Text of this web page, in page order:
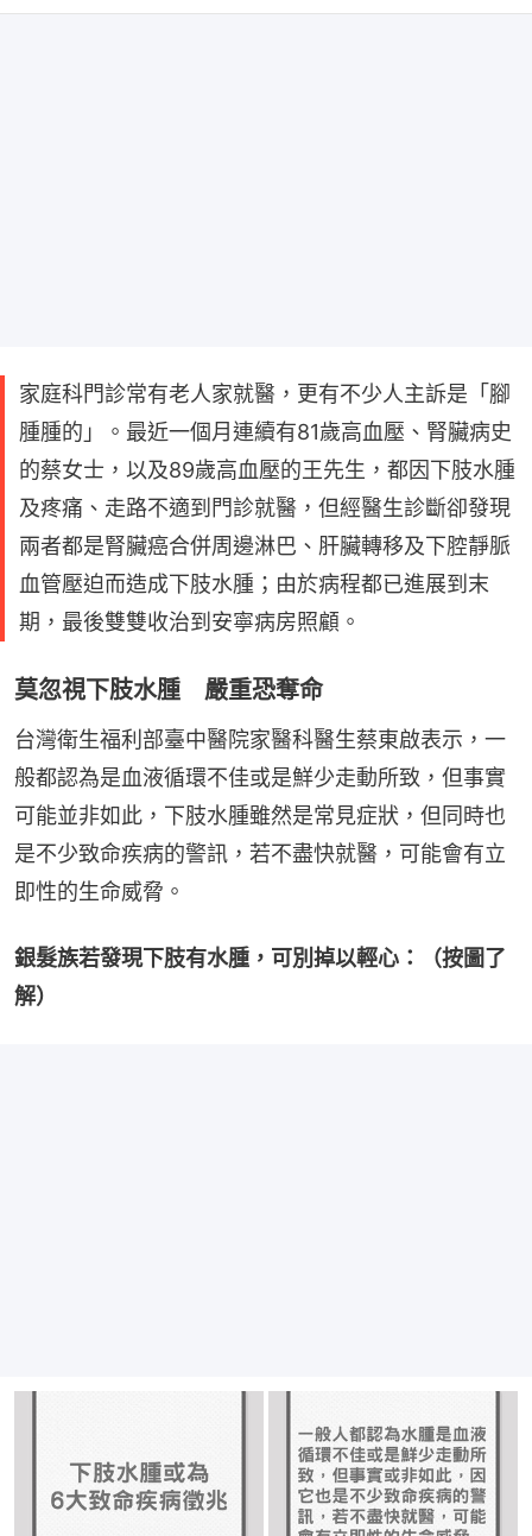
家庭科門診常有老人家就醫，更有不少人主訴是「腳
腫腫的」。最近一個月連續有81歲高血壓、腎臟病史
的蔡女士，以及89歲高血壓的王先生，都因下肢水腫
及疼痛、走路不適到門診就醫，但經醫生診斷卻發現
兩者都是腎臟癌合併周邊淋巴、肝臟轉移及下腔靜脈
血管壓迫而造成下肢水腫；由於病程都已進展到末
期，最後雙雙收治到安寧病房照顧。
莫忽視下肢水腫 嚴重恐奪命
台灣衛生福利部臺中醫院家醫科醫生蔡東啟表示，一
般都認為是血液循環不佳或是鮮少走動所致，但事實
可能並非如此，下肢水腫雖然是常見症狀，但同時也
是不少致命疾病的警訊，若不盡快就醫，可能會有立
即性的生命威脅。
銀髮族若發現下肢有水腫，可別掉以輕心：（按圖了
解）